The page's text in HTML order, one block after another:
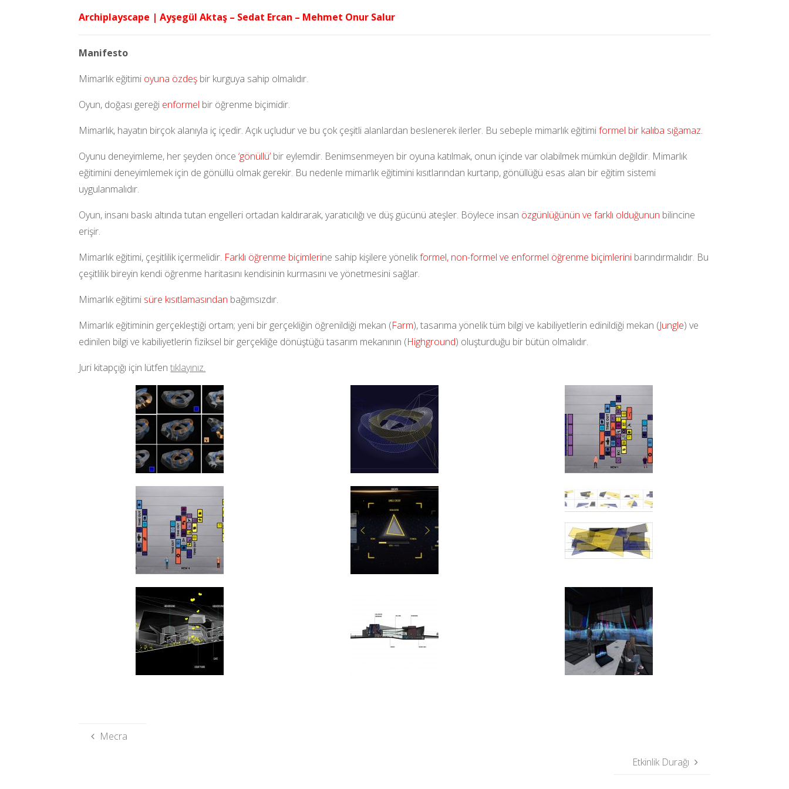
Archiplayscape | Ayşegül Aktaş – Sedat Ercan – Mehmet Onur Salur
Manifesto
Mimarlık eğitimi oyuna özdeş bir kurguya sahip olmalıdır.
Oyun, doğası gereği enformel bir öğrenme biçimidir.
Mimarlık, hayatın birçok alanıyla iç içedir. Açık uçludur ve bu çok çeşitli alanlardan beslenerek ilerler. Bu sebeple mimarlık eğitimiformel bir kalıba sığamaz.
Oyunu deneyimleme, her şeyden önce‘gönüllü’ bir eylemdir. Benimsenmeyen bir oyuna katılmak, onun içinde var olabilmek mümkün değildir. Mimarlık
eğitimini deneyimlemek için de gönüllü olmak gerekir. Bu nedenle mimarlık eğitimini kısıtlarından kurtarıp, gönüllüğü esas alan bir eğitim sistemi
uygulanmalıdır.
Oyun, insanı baskı altında tutan engelleri ortadan kaldırarak, yaratıcılığı ve düş gücünü ateşler. Böylece insan özgünlüğünün ve farklı olduğunun bilincine
erişir.
Mimarlık eğitimi, çeşitlilik içermelidir. Farklı öğrenme biçimlerine sahip kişilere yönelikformel, non-formel ve enformel öğrenme biçimlerini barındırmalıdır. Bu
çeşitlilik bireyin kendi öğrenme haritasını kendisinin kurmasını ve yönetmesini sağlar.
Mimarlık eğitimi süre kısıtlamasından bağımsızdır.
Mimarlık eğitiminin gerçekleştiği ortam; yeni bir gerçekliğin öğrenildiği mekan (Farm), tasarıma yönelik tüm bilgi ve kabiliyetlerin edinildiği mekan (Jungle) ve
edinilen bilgi ve kabiliyetlerin fiziksel bir gerçekliğe dönüştüğü tasarım mekanının (Highground) oluşturduğu bir bütün olmalıdır.
Juri kitapçığı için lütfentıklayınız.
Mecra
Etkinlik Durağı